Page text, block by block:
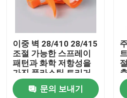
이중 벽 28/410 28/415
조절 가능한 스프레이
패턴과 화학 저항성을
가진 플라스틱 트리거
스프레이어를 사용하기
쉽습니다.문의 보내기